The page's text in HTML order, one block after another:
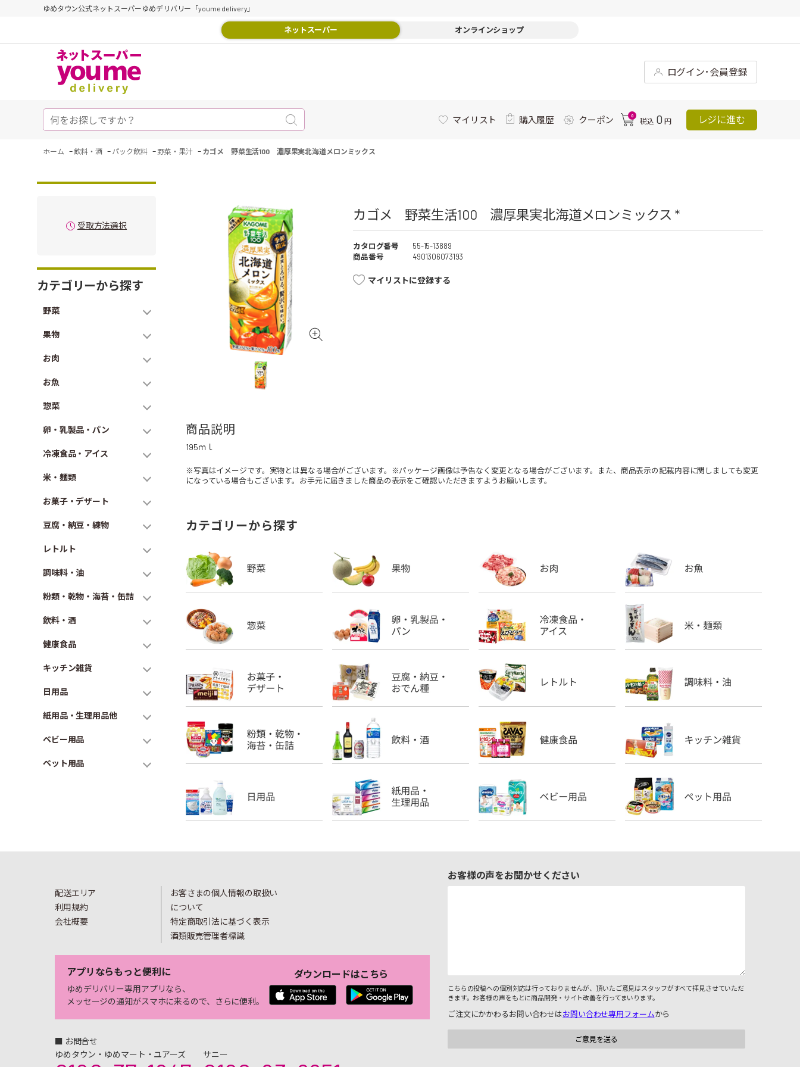
ゆめタウン公式ネットスーパーゆめデリバリー「youme delivery」
ネットスーパー オンラインショップ
ログイン･会員登録
マイリスト 購入履歴 クーポン 0
税込 0 円 レジに進む
ホーム -飲料・酒 - パック飲料 - 野菜・果汁 - カゴメ 野菜生活100 濃厚果実北海道メロンミックス
受取方法選択
カテゴリーから探す
野菜
果物
お肉
お魚
惣菜
卵・乳製品・パン
冷凍食品・アイス
米・麺類
お菓子・デザート
豆腐・納豆・練物
レトルト
調味料・油
粉類・乾物・海苔・缶詰
飲料・酒
健康食品
キッチン雑貨
日用品
紙用品・生理用品他
ベビー用品
ペット用品
カゴメ 野菜生活100 濃厚果実北海道メロンミックス *
カタログ番号
55-15-13889
商品番号
4901306073193
マイリストに登録する
商品説明
195ｍｌ
※写真はイメージです。実物とは異なる場合がございます。※パッケージ画像は予告なく変更となる場合がございます。また、商品表示の記載内容に関しましても変更
になっている場合もございます。お手元に届きました商品の表示をご確認いただきますようお願いします。
カテゴリーから探す
配送エリア
利用規約
会社概要
お客さまの個人情報の取扱い
について
特定商取引法に基づく表示
酒類販売管理者標識
アプリならもっと便利に
ゆめデリバリー専用アプリなら、
メッセージの通知がスマホに来るので、さらに便利。
ダウンロードはこちら
■ お問合せ
ゆめタウン・ゆめマート・ユアーズ
サニー
お客様の声をお聞かせください
こちらの投稿への個別対応は行っておりませんが、頂いたご意見はスタッフがすべて拝見させていただ
きます。お客様の声をもとに商品開発・サイト改善を行ってまいります。
ご注文にかかわるお問い合わせはお問い合わせ専用フォームから